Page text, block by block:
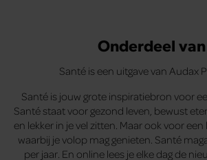
Onderdeel
Santé is een uitgave van Audax
Santé is jouw grote inspiratiebron voor
Santé staat voor gezond leven, bewust
en lekker in je vel zitten. Maar ook voor een
waarbij je volop mag genieten. Santé
per jaar. En online lees je elke dag de